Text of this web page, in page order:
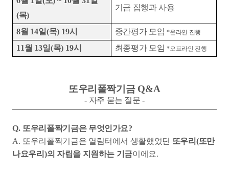
(목)
기금 집행과 사용
8월 14일(목) 19시 중간평가 모임 *온라인 진행
11월 13일(목) 19시 최종평가 모임 *오프라인 진행
또우리폴짝기금 Q&A
- 자주 묻는 질문-
Q. 또우리폴짝기금은 무엇인가요?
A. 또우리폴짝기금은 열림터에서 생활했었던 또우리 (또만
나요우리 )의 자립을 지원하는 기금이에요.